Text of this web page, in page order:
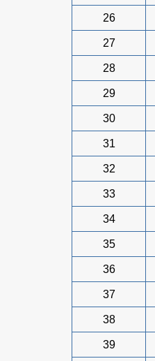
26
27
28
29
30
31
32
33
34
35
36
37
38
39